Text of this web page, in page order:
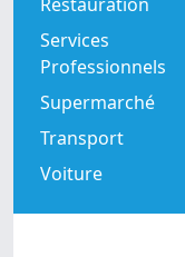
Services
Professionnels
Supermarché
Transport
Voiture